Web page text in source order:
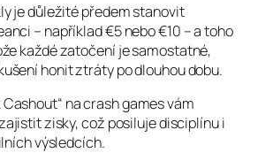
je důležité předem stanovit
– například €5 nebo €10 – a toho
každé zatočení je samostatné,
honit ztráty po dlouhou dobu.
Cashout“ na crash games vám
zisky, což posiluje disciplínu i
výsledcích.